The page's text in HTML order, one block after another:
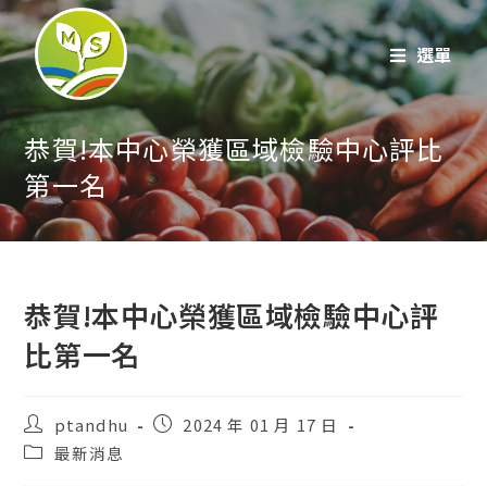
跳
至
容
選單
恭賀!本中心榮獲區域檢驗中心評比
第一名
恭賀!本中心榮獲區域檢驗中心評
比第一名
貼
文
ptandhu
貼
2024 年 01 月 17 日
貼
最新消息